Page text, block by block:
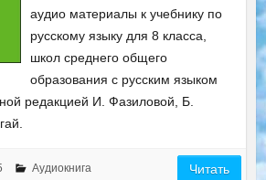
аудио материалы к учебнику по
русскому языку для 8 класса,
школ среднего общего
образования с русским языком
редакцией И. Фазиловой, Б.
Аудиокнига Читать